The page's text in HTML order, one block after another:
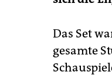
Das Set
gesamte